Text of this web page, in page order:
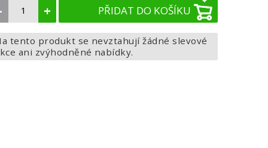
+ PŘIDAT DO KOŠÍKU
tento produkt se nevztahují žádné slevové
ani zvýhodněné nabídky.